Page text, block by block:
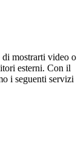
di mostrarti video o
esterni. Con il
i seguenti servizi